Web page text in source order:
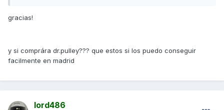
gracias!
y si comprára dr.pulley??? que estos si los puedo conseguir
facilmente en madrid
lord486